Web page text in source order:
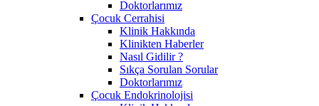
Doktorlarımız
Çocuk Cerrahisi
Klinik Hakkında
Klinikten Haberler
Nasıl Gidilir ?
Sıkça Sorulan Sorular
Doktorlarımız
Çocuk Endokrinolojisi